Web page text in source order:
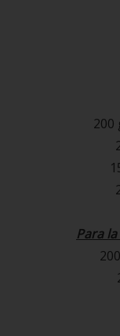
200
Para